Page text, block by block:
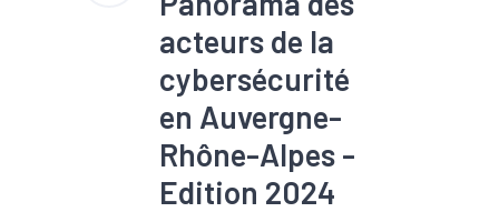
acteurs de la
cybersécurité
en Auvergne-
Rhône-Alpes -
Edition 2024